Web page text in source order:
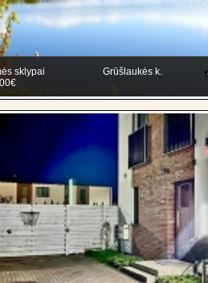
sklypai
Grūšlaukės k.